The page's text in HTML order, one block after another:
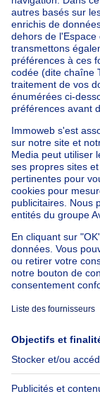
Trouvez
Maison bel
Bien
Château à
Immeuble
Maison à
Maison à
À propos
Immoweb
Presse
Emplois
Groupe Axel